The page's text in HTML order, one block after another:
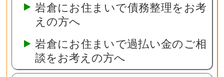
岩倉にお住まいで債務整理をお考
えの方へ
岩倉にお住まいで過払い金のご相
談をお考えの方へ